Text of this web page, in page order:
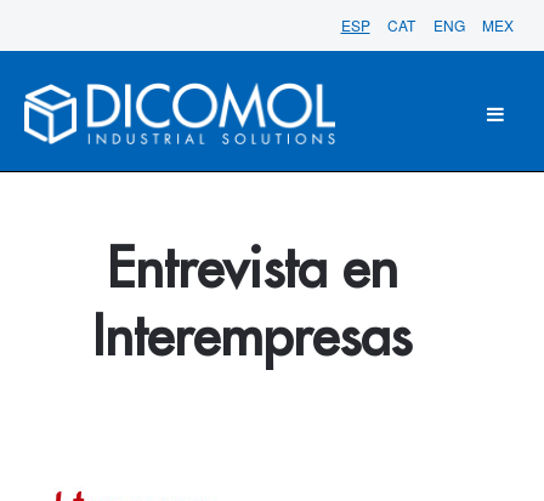
ESP CAT ENG MEX
Entrevista en
Interempresas